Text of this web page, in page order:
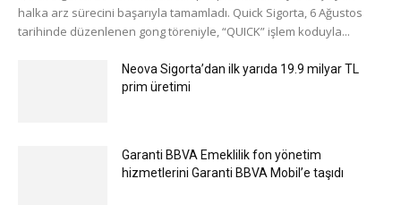
halka arz sürecini başarıyla tamamladı. Quick Sigorta, 6 Ağustos
tarihinde düzenlenen gong töreniyle, “QUICK” işlem koduyla...
Neova Sigorta’dan ilk yarıda 19.9 milyar TL
prim üretimi
Garanti BBVA Emeklilik fon yönetim
hizmetlerini Garanti BBVA Mobil’e taşıdı